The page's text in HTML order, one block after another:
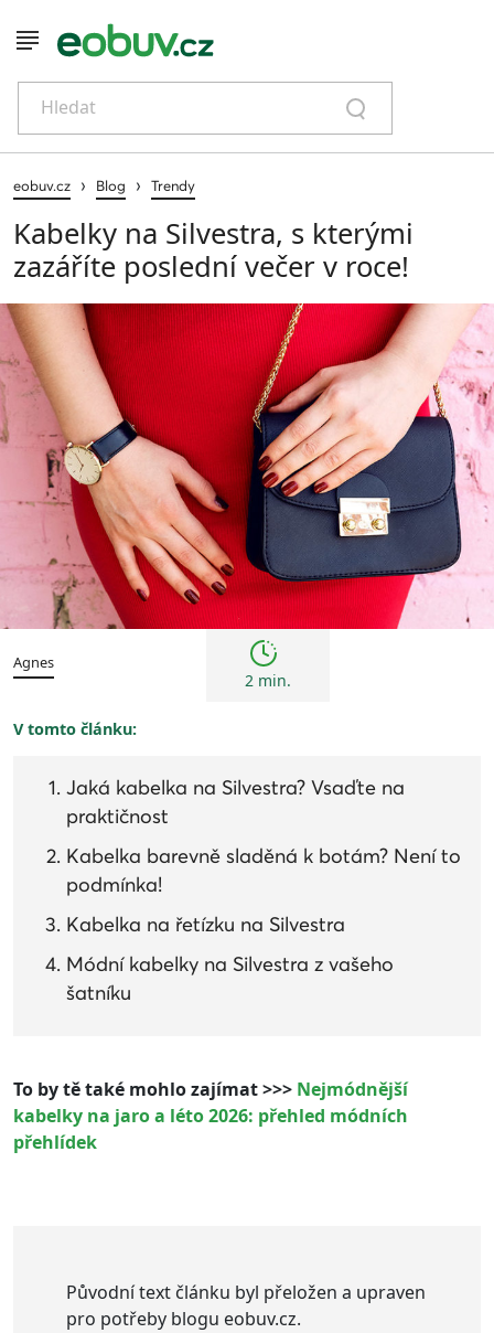
Hledat
eobuv.cz › Blog › Trendy
Kabelky na Silvestra, s kterými
zazáříte poslední večer v roce!
Agnes
2 min.
V tomto článku:
Jaká kabelka na Silvestra? Vsaďte na
praktičnost
Kabelka barevně sladěná k botám? Není to
podmínka!
Kabelka na řetízku na Silvestra
Módní kabelky na Silvestra z vašeho
šatníku
To by tě také mohlo zajímat >>> Nejmódnější
kabelky na jaro a léto 2026: přehled módních
přehlídek
Původní text článku byl přeložen a upraven
pro potřeby blogu eobuv.cz.